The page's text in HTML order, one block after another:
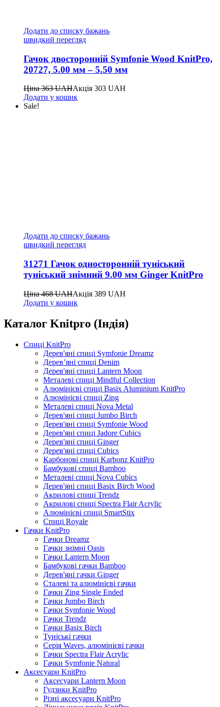
Додати до списку бажань
швидкий перегляд
Гачок двосторонній Symfonie Wood KnitPro,
20727, 5.00 мм – 5.50 мм
Ціна363UAHАкція 303 UAH
Додати у кошик
Sale!
Додати до списку бажань
швидкий перегляд
31271 Гачок односторонній туніський
туніський знімний 9.00 мм Ginger KnitPro
Ціна468UAHАкція 389 UAH
Додати у кошик
Каталог Knitpro (Індія)
Спиці KnitPro
Дерев'яні спиці Symfonie Dreamz
Дерев’яні спиці Denim
Дерев'яні спиці Lantern Moon
Металеві спиці Mindful Collection
Алюмінієві спиці Basix Aluminium KnitPro
Алюмінієві спиці Zing
Металеві спиці Nova Metal
Дерев'яні спиці Jumbo Birch
Дерев'яні спиці Symfonie Wood
Дерев'яні спиці Jadore Cubics
Дерев'яні спиці Ginger
Дерев'яні спиці Cubics
Карбонові спиці Karbonz KnitPro
Бамбукові спиці Bamboo
Металеві спиці Nova Cubics
Дерев'яні спиці Basix Birch Wood
Акрилові спиці Trendz
Акрилові спиці Spectra Flair Acrylic
Алюмінієві спиці SmartStix
Спиці Royale
Гачки KnitPro
Гачки Dreamz
Гачки знімні Oasis
Гачки Lantern Moon
Бамбукові гачки Bamboo
Дерев'яні гачки Ginger
Сталеві та алюмінієві гачки
Гачки Zing Single Ended
Гачки Jumbo Birch
Гачки Symfonie Wood
Гачки Trendz
Гачки Basix Birch
Туніські гачки
Серія Waves, алюмінієві гачки
Гачки Spectra Flair Acrylic
Гачки Symfonie Natural
Аксесуари KnitPro
Аксесуари Lantern Moon
Гудзики KnitPro
Різні аксесуари KnitPro